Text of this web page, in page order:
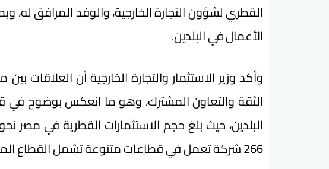
القطري لشؤون التجارة الخارجية، والوفد المرافق
الأعمال في البلدين.
وأكد وزير الاستثمار والتجارة الخارجية أن
الثقة والتعاون المشترك، وهو ما انعكس بوضوح في
266 شركة تعمل في قطاعات متنوعة تشمل القطاع المالي، والصناعي، والسياحي، وغيرها